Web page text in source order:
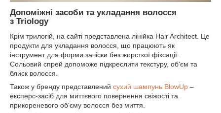
Допоміжні засоби та укладання волосся
з Triology
Крім трилогій, на сайті представлена ​​лінійка Hair Architect. Це
продукти для укладання волосся, що працюють як
інструмент для форми зачіски без жорсткої фіксації.
Сольовий спрей допоможе підкреслити текстуру, об'єм та
блиск волосся.
Також у бренду представлений сухий шампунь BlowUp –
експерс-засіб для миттєвого повернення свіжості та
прикореневого об'єму волосся без миття.